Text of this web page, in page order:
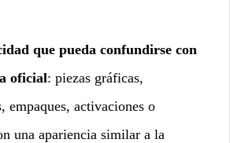
que pueda confundirse con
oficial: piezas gráficas,
empaques, activaciones o
una apariencia similar a la